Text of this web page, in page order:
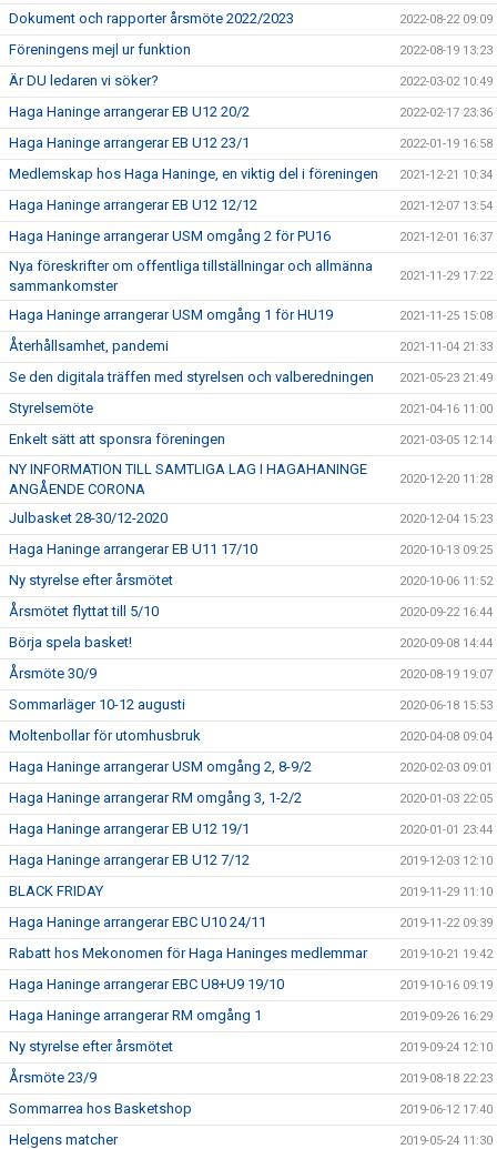
Dokument och rapporter årsmöte 2022/2023 2022-08-22 09:09
Föreningens mejl ur funktion 2022-08-19 13:23
Är DU ledaren vi söker? 2022-03-02 10:49
Haga Haninge arrangerar EB U12 20/2 2022-02-17 23:36
Haga Haninge arrangerar EB U12 23/1 2022-01-19 16:58
Medlemskap hos Haga Haninge, en viktig del i föreningen 2021-12-21 10:34
Haga Haninge arrangerar EB U12 12/12 2021-12-07 13:54
Haga Haninge arrangerar USM omgång 2 för PU16 2021-12-01 16:37
Nya föreskrifter om offentliga tillställningar och allmänna
sammankomster
2021-11-29 17:22
Haga Haninge arrangerar USM omgång 1 för HU19 2021-11-25 15:08
Återhållsamhet, pandemi 2021-11-04 21:33
Se den digitala träffen med styrelsen och valberedningen 2021-05-23 21:49
Styrelsemöte 2021-04-16 11:00
Enkelt sätt att sponsra föreningen 2021-03-05 12:14
NY INFORMATION TILL SAMTLIGA LAG I HAGAHANINGE
ANGÅENDE CORONA
2020-12-20 11:28
Julbasket 28-30/12-2020 2020-12-04 15:23
Haga Haninge arrangerar EB U11 17/10 2020-10-13 09:25
Ny styrelse efter årsmötet 2020-10-06 11:52
Årsmötet flyttat till 5/10 2020-09-22 16:44
Börja spela basket! 2020-09-08 14:44
Årsmöte 30/9 2020-08-19 19:07
Sommarläger 10-12 augusti 2020-06-18 15:53
Moltenbollar för utomhusbruk 2020-04-08 09:04
Haga Haninge arrangerar USM omgång 2, 8-9/2 2020-02-03 09:01
Haga Haninge arrangerar RM omgång 3, 1-2/2 2020-01-03 22:05
Haga Haninge arrangerar EB U12 19/1 2020-01-01 23:44
Haga Haninge arrangerar EB U12 7/12 2019-12-03 12:10
BLACK FRIDAY 2019-11-29 11:10
Haga Haninge arrangerar EBC U10 24/11 2019-11-22 09:39
Rabatt hos Mekonomen för Haga Haninges medlemmar 2019-10-21 19:42
Haga Haninge arrangerar EBC U8+U9 19/10 2019-10-16 09:19
Haga Haninge arrangerar RM omgång 1 2019-09-26 16:29
Ny styrelse efter årsmötet 2019-09-24 12:10
Årsmöte 23/9 2019-08-18 22:23
Sommarrea hos Basketshop 2019-06-12 17:40
Helgens matcher 2019-05-24 11:30